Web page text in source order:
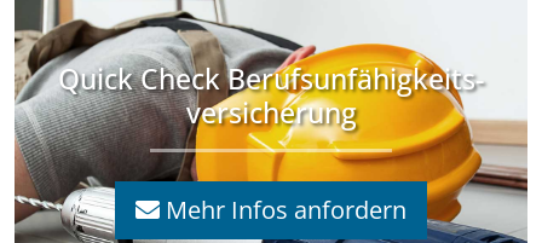
Quick Check Berufsunfähigkeits­
versicherung
Mehr Infos anfordern